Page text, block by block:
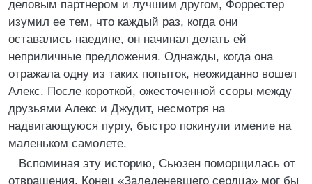
деловым партнером и лучшим другом, Форрестер
изумил ее тем, что каждый раз, когда они
оставались наедине, он начинал делать ей
неприличные предложения. Однажды, когда она
отражала одну из таких попыток, неожиданно вошел
Алекс. После короткой, ожесточенной ссоры между
друзьями Алекс и Джудит, несмотря на
надвигающуюся пургу, быстро покинули имение на
маленьком самолете.
Вспоминая эту историю, Сьюзен поморщилась от
отвращения. Конец «Заледеневшего сердца» мог бы